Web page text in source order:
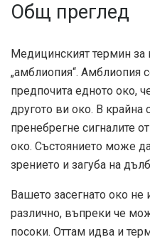
Общ преглед
Медицинският термин
„амблиопия“. Амблиопия
предпочита едното око,
другото ви око. В
пренебрегне сигналите
око. Състоянието може
зрението и загуба на
Вашето засегнато око
различно, въпреки че
посоки. Оттам идва и